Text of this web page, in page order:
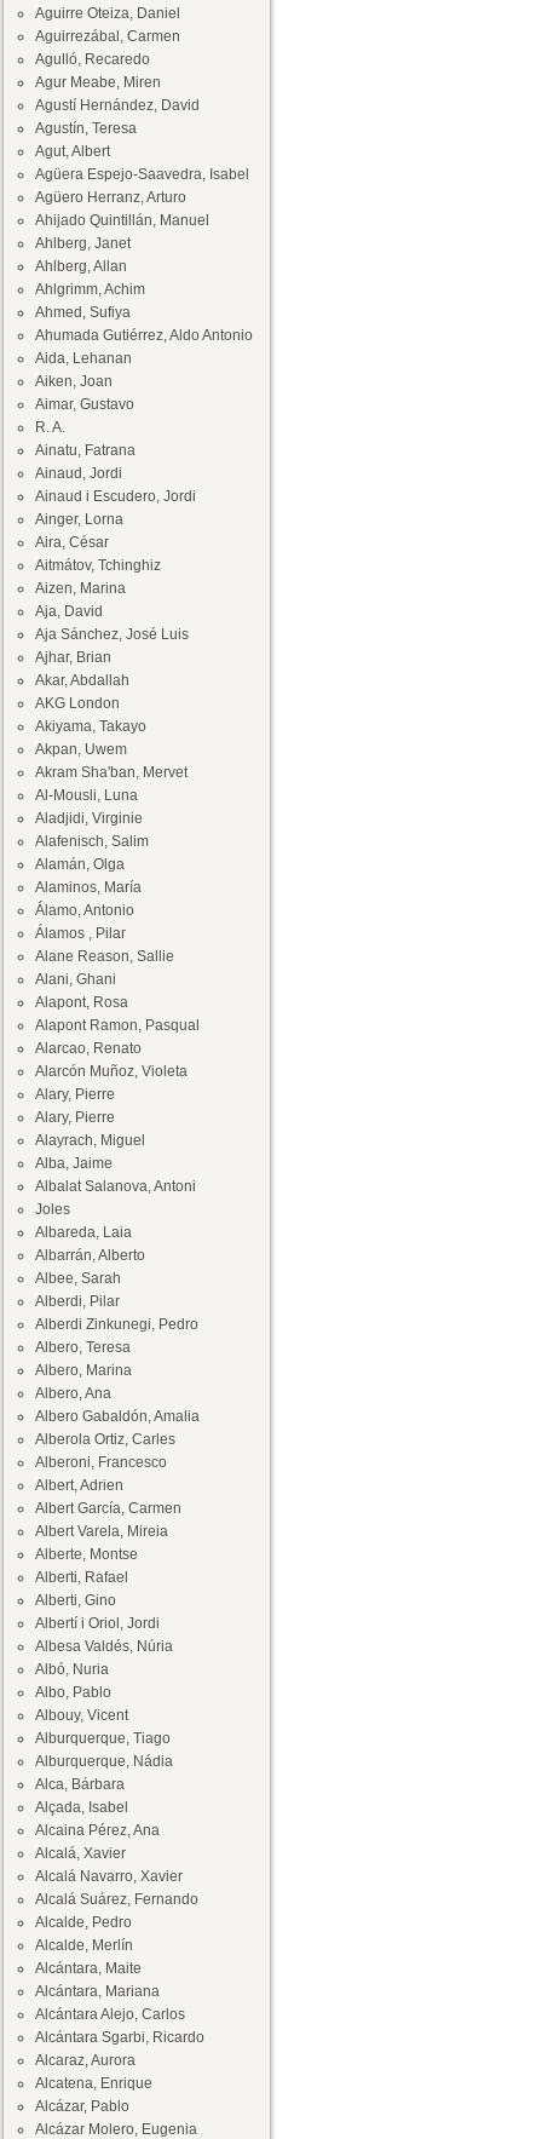
Aguirre Oteiza, Daniel
Aguirrezábal, Carmen
Agulló, Recaredo
Agur Meabe, Miren
Agustí Hernández, David
Agustín, Teresa
Agut, Albert
Agüera Espejo-Saavedra, Isabel
Agüero Herranz, Arturo
Ahijado Quintillán, Manuel
Ahlberg, Janet
Ahlberg, Allan
Ahlgrimm, Achim
Ahmed, Sufiya
Ahumada Gutiérrez, Aldo Antonio
Aida, Lehanan
Aiken, Joan
Aimar, Gustavo
R. A.
Ainatu, Fatrana
Ainaud, Jordi
Ainaud i Escudero, Jordi
Ainger, Lorna
Aira, César
Aitmátov, Tchinghiz
Aizen, Marina
Aja, David
Aja Sánchez, José Luis
Ajhar, Brian
Akar, Abdallah
AKG London
Akiyama, Takayo
Akpan, Uwem
Akram Sha'ban, Mervet
Al-Mousli, Luna
Aladjidi, Virginie
Alafenisch, Salim
Alamán, Olga
Alaminos, María
Álamo, Antonio
Álamos , Pilar
Alane Reason, Sallie
Alani, Ghani
Alapont, Rosa
Alapont Ramon, Pasqual
Alarcao, Renato
Alarcón Muñoz, Violeta
Alary, Pierre
Alary, Pierre
Alayrach, Miguel
Alba, Jaime
Albalat Salanova, Antoni
Joles
Albareda, Laia
Albarrán, Alberto
Albee, Sarah
Alberdi, Pilar
Alberdi Zinkunegi, Pedro
Albero, Teresa
Albero, Marina
Albero, Ana
Albero Gabaldón, Amalia
Alberola Ortiz, Carles
Alberoni, Francesco
Albert, Adrien
Albert García, Carmen
Albert Varela, Mireia
Alberte, Montse
Alberti, Rafael
Alberti, Gino
Albertí i Oriol, Jordi
Albesa Valdés, Núria
Albó, Nuria
Albo, Pablo
Albouy, Vicent
Alburquerque, Tiago
Alburquerque, Nádia
Alca, Bárbara
Alçada, Isabel
Alcaina Pérez, Ana
Alcalá, Xavier
Alcalá Navarro, Xavier
Alcalá Suárez, Fernando
Alcalde, Pedro
Alcalde, Merlín
Alcántara, Maite
Alcántara, Mariana
Alcántara Alejo, Carlos
Alcántara Sgarbi, Ricardo
Alcaraz, Aurora
Alcatena, Enrique
Alcázar, Pablo
Alcázar Molero, Eugenia